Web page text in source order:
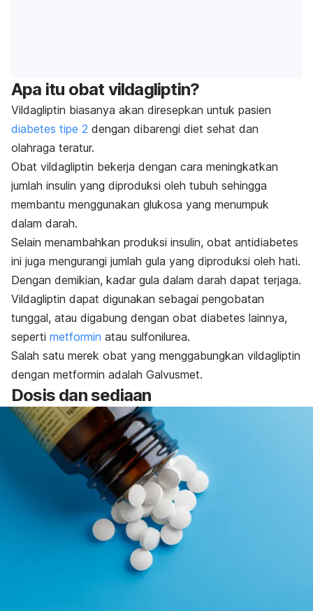
Apa itu obat vildagliptin?
Vildagliptin biasanya akan diresepkan untuk pasien
diabetes tipe 2 dengan dibarengi diet sehat dan
olahraga teratur.
Obat vildagliptin bekerja dengan cara meningkatkan
jumlah insulin yang diproduksi oleh tubuh sehingga
membantu menggunakan glukosa yang menumpuk
dalam darah.
Selain menambahkan produksi insulin, obat antidiabetes
ini juga mengurangi jumlah gula yang diproduksi oleh hati.
Dengan demikian, kadar gula dalam darah dapat terjaga.
Vildagliptin dapat digunakan sebagai pengobatan
tunggal, atau digabung dengan obat diabetes lainnya,
seperti metformin atau sulfonilurea.
Salah satu merek obat yang menggabungkan vildagliptin
dengan metformin adalah Galvusmet.
Dosis dan sediaan